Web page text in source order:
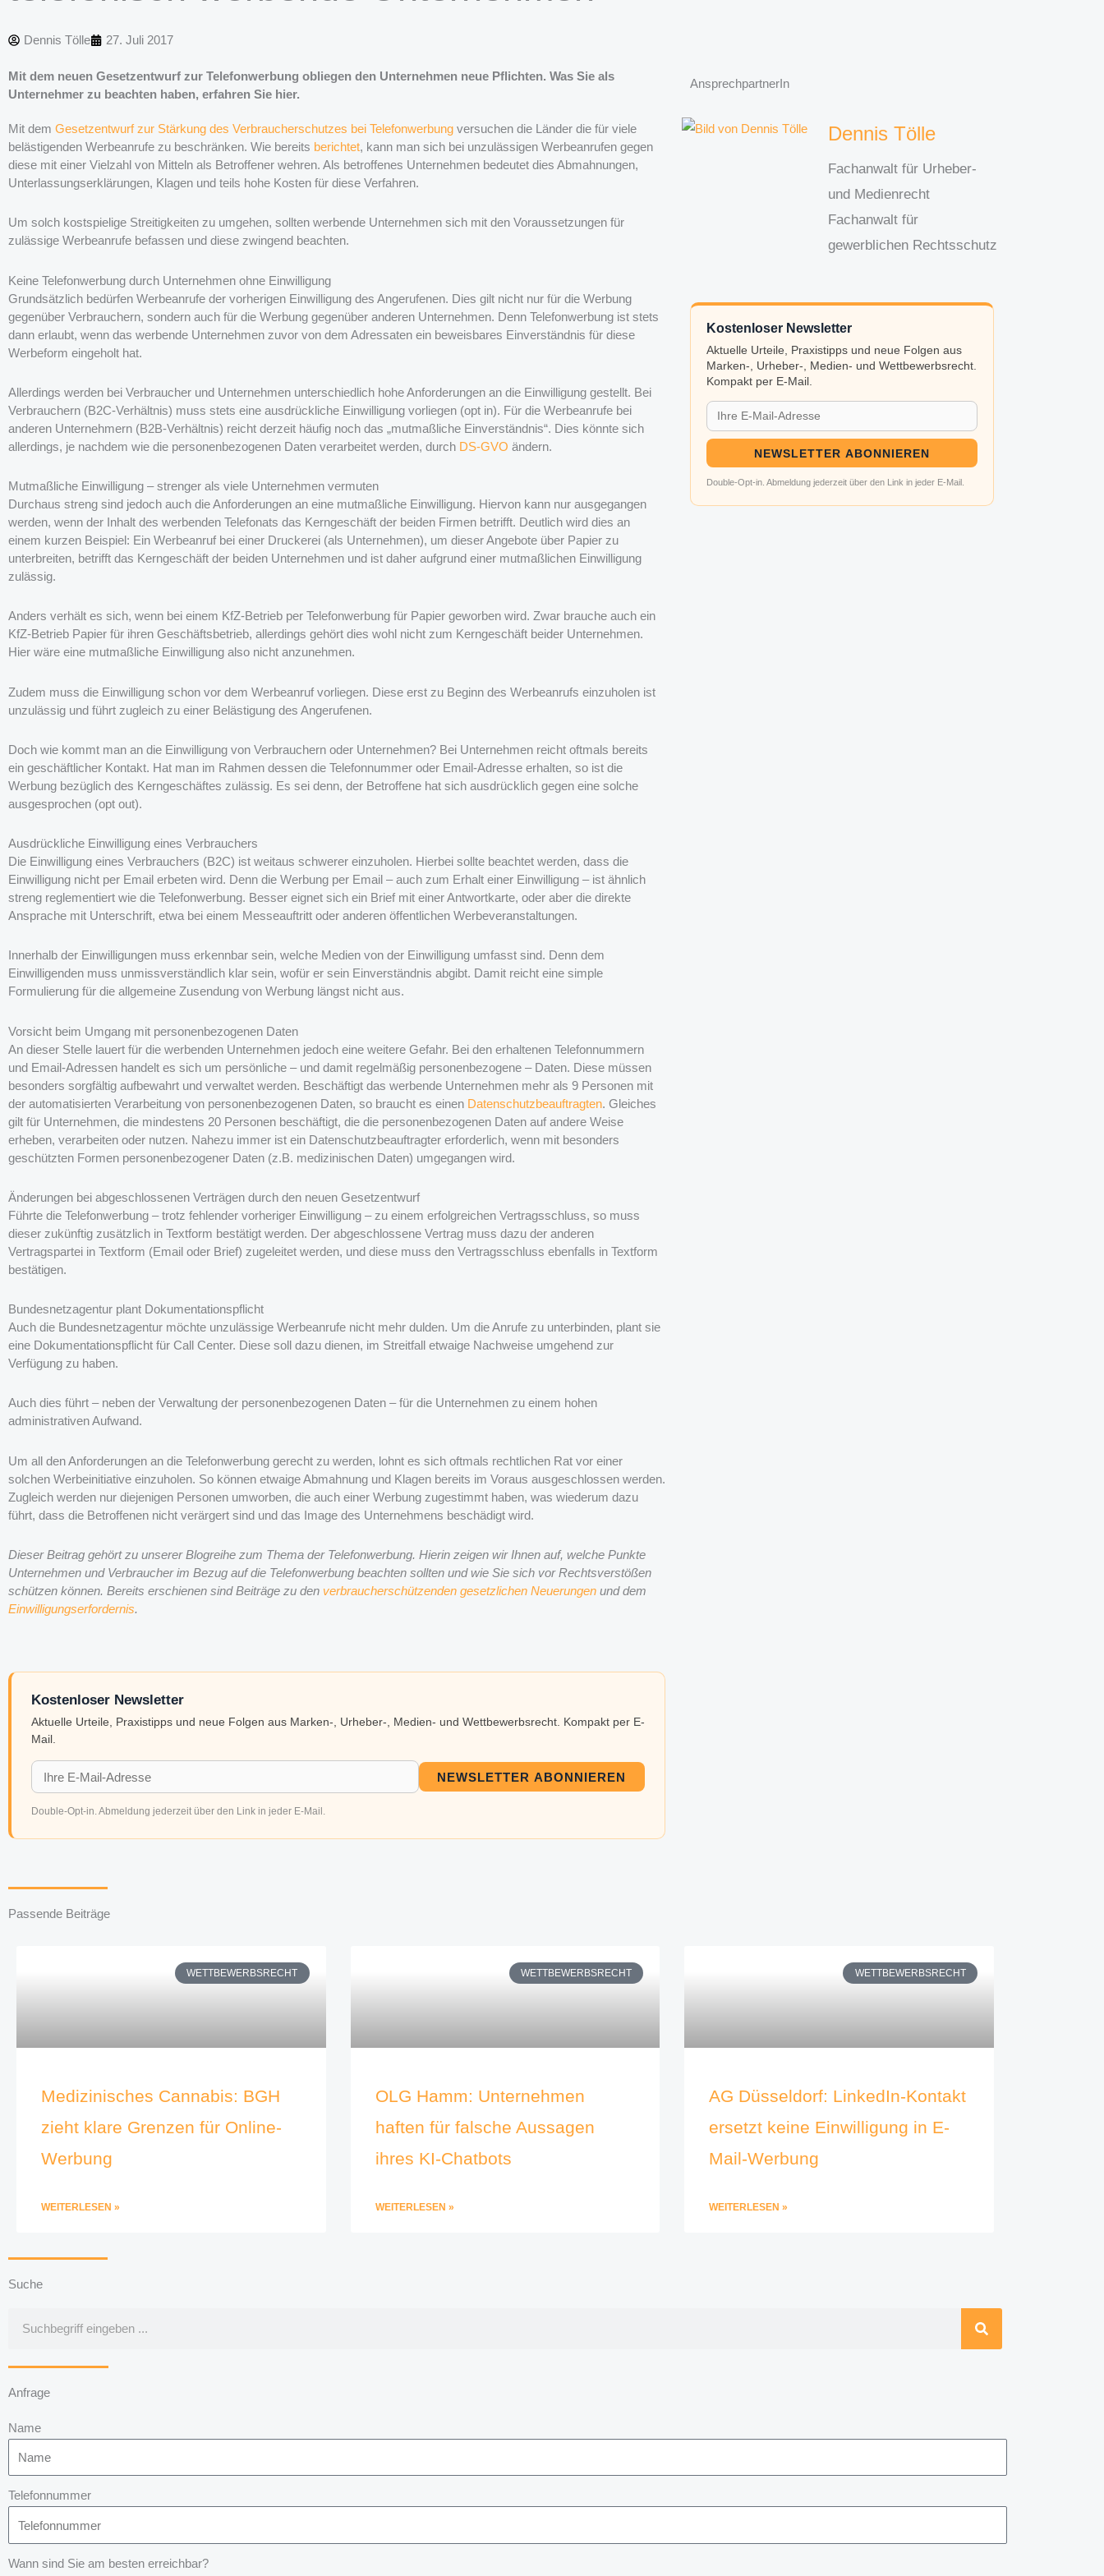
Dennis Tölle 27. Juli 2017
Mit dem neuen Gesetzentwurf zur Telefonwerbung obliegen den Unternehmen neue Pflichten. Was Sie als
Unternehmer zu beachten haben, erfahren Sie hier.
Mit dem Gesetzentwurf zur Stärkung des Verbraucherschutzes bei Telefonwerbung versuchen die Länder die für viele
belästigenden Werbeanrufe zu beschränken. Wie bereits berichtet, kann man sich bei unzulässigen Werbeanrufen gegen
diese mit einer Vielzahl von Mitteln als Betroffener wehren. Als betroffenes Unternehmen bedeutet dies Abmahnungen,
Unterlassungserklärungen, Klagen und teils hohe Kosten für diese Verfahren.
Um solch kostspielige Streitigkeiten zu umgehen, sollten werbende Unternehmen sich mit den Voraussetzungen für
zulässige Werbeanrufe befassen und diese zwingend beachten.
Keine Telefonwerbung durch Unternehmen ohne Einwilligung
Grundsätzlich bedürfen Werbeanrufe der vorherigen Einwilligung des Angerufenen. Dies gilt nicht nur für die Werbung
gegenüber Verbrauchern, sondern auch für die Werbung gegenüber anderen Unternehmen. Denn Telefonwerbung ist stets
dann erlaubt, wenn das werbende Unternehmen zuvor von dem Adressaten ein beweisbares Einverständnis für diese
Werbeform eingeholt hat.
Allerdings werden bei Verbraucher und Unternehmen unterschiedlich hohe Anforderungen an die Einwilligung gestellt. Bei
Verbrauchern (B2C-Verhältnis) muss stets eine ausdrückliche Einwilligung vorliegen (opt in). Für die Werbeanrufe bei
anderen Unternehmern (B2B-Verhältnis) reicht derzeit häufig noch das „mutmaßliche Einverständnis“. Dies könnte sich
allerdings, je nachdem wie die personenbezogenen Daten verarbeitet werden, durch DS-GVO ändern.
Mutmaßliche Einwilligung – strenger als viele Unternehmen vermuten
Durchaus streng sind jedoch auch die Anforderungen an eine mutmaßliche Einwilligung. Hiervon kann nur ausgegangen
werden, wenn der Inhalt des werbenden Telefonats das Kerngeschäft der beiden Firmen betrifft. Deutlich wird dies an
einem kurzen Beispiel: Ein Werbeanruf bei einer Druckerei (als Unternehmen), um dieser Angebote über Papier zu
unterbreiten, betrifft das Kerngeschäft der beiden Unternehmen und ist daher aufgrund einer mutmaßlichen Einwilligung
zulässig.
Anders verhält es sich, wenn bei einem KfZ-Betrieb per Telefonwerbung für Papier geworben wird. Zwar brauche auch ein
KfZ-Betrieb Papier für ihren Geschäftsbetrieb, allerdings gehört dies wohl nicht zum Kerngeschäft beider Unternehmen.
Hier wäre eine mutmaßliche Einwilligung also nicht anzunehmen.
Zudem muss die Einwilligung schon vor dem Werbeanruf vorliegen. Diese erst zu Beginn des Werbeanrufs einzuholen ist
unzulässig und führt zugleich zu einer Belästigung des Angerufenen.
Doch wie kommt man an die Einwilligung von Verbrauchern oder Unternehmen? Bei Unternehmen reicht oftmals bereits
ein geschäftlicher Kontakt. Hat man im Rahmen dessen die Telefonnummer oder Email-Adresse erhalten, so ist die
Werbung bezüglich des Kerngeschäftes zulässig. Es sei denn, der Betroffene hat sich ausdrücklich gegen eine solche
ausgesprochen (opt out).
Ausdrückliche Einwilligung eines Verbrauchers
Die Einwilligung eines Verbrauchers (B2C) ist weitaus schwerer einzuholen. Hierbei sollte beachtet werden, dass die
Einwilligung nicht per Email erbeten wird. Denn die Werbung per Email – auch zum Erhalt einer Einwilligung – ist ähnlich
streng reglementiert wie die Telefonwerbung. Besser eignet sich ein Brief mit einer Antwortkarte, oder aber die direkte
Ansprache mit Unterschrift, etwa bei einem Messeauftritt oder anderen öffentlichen Werbeveranstaltungen.
Innerhalb der Einwilligungen muss erkennbar sein, welche Medien von der Einwilligung umfasst sind. Denn dem
Einwilligenden muss unmissverständlich klar sein, wofür er sein Einverständnis abgibt. Damit reicht eine simple
Formulierung für die allgemeine Zusendung von Werbung längst nicht aus.
Vorsicht beim Umgang mit personenbezogenen Daten
An dieser Stelle lauert für die werbenden Unternehmen jedoch eine weitere Gefahr. Bei den erhaltenen Telefonnummern
und Email-Adressen handelt es sich um persönliche – und damit regelmäßig personenbezogene – Daten. Diese müssen
besonders sorgfältig aufbewahrt und verwaltet werden. Beschäftigt das werbende Unternehmen mehr als 9 Personen mit
der automatisierten Verarbeitung von personenbezogenen Daten, so braucht es einen Datenschutzbeauftragten. Gleiches
gilt für Unternehmen, die mindestens 20 Personen beschäftigt, die die personenbezogenen Daten auf andere Weise
erheben, verarbeiten oder nutzen. Nahezu immer ist ein Datenschutzbeauftragter erforderlich, wenn mit besonders
geschützten Formen personenbezogener Daten (z.B. medizinischen Daten) umgegangen wird.
Änderungen bei abgeschlossenen Verträgen durch den neuen Gesetzentwurf
Führte die Telefonwerbung – trotz fehlender vorheriger Einwilligung – zu einem erfolgreichen Vertragsschluss, so muss
dieser zukünftig zusätzlich in Textform bestätigt werden. Der abgeschlossene Vertrag muss dazu der anderen
Vertragspartei in Textform (Email oder Brief) zugeleitet werden, und diese muss den Vertragsschluss ebenfalls in Textform
bestätigen.
Bundesnetzagentur plant Dokumentationspflicht
Auch die Bundesnetzagentur möchte unzulässige Werbeanrufe nicht mehr dulden. Um die Anrufe zu unterbinden, plant sie
eine Dokumentationspflicht für Call Center. Diese soll dazu dienen, im Streitfall etwaige Nachweise umgehend zur
Verfügung zu haben.
Auch dies führt – neben der Verwaltung der personenbezogenen Daten – für die Unternehmen zu einem hohen
administrativen Aufwand.
Um all den Anforderungen an die Telefonwerbung gerecht zu werden, lohnt es sich oftmals rechtlichen Rat vor einer
solchen Werbeinitiative einzuholen. So können etwaige Abmahnung und Klagen bereits im Voraus ausgeschlossen werden.
Zugleich werden nur diejenigen Personen umworben, die auch einer Werbung zugestimmt haben, was wiederum dazu
führt, dass die Betroffenen nicht verärgert sind und das Image des Unternehmens beschädigt wird.
Dieser Beitrag gehört zu unserer Blogreihe zum Thema der Telefonwerbung. Hierin zeigen wir Ihnen auf, welche Punkte
Unternehmen und Verbraucher im Bezug auf die Telefonwerbung beachten sollten und wie Sie sich vor Rechtsverstößen
schützen können. Bereits erschienen sind Beiträge zu den verbraucherschützenden gesetzlichen Neuerungen und dem
Einwilligungserfordernis.
Kostenloser Newsletter
Aktuelle Urteile, Praxistipps und neue Folgen aus Marken-, Urheber-, Medien- und Wettbewerbsrecht. Kompakt per E-
Mail.
NEWSLETTER ABONNIEREN
Double-Opt-in. Abmeldung jederzeit über den Link in jeder E-Mail.
AnsprechpartnerIn
Dennis Tölle
Fachanwalt für Urheber-
und Medienrecht
Fachanwalt für
gewerblichen Rechtsschutz
Kostenloser Newsletter
Aktuelle Urteile, Praxistipps und neue Folgen aus
Marken-, Urheber-, Medien- und Wettbewerbsrecht.
Kompakt per E-Mail.
NEWSLETTER ABONNIEREN
Double-Opt-in. Abmeldung jederzeit über den Link in jeder E-Mail.
Passende Beiträge
WETTBEWERBSRECHT
Medizinisches Cannabis: BGH
zieht klare Grenzen für Online-
Werbung
WEITERLESEN »
WETTBEWERBSRECHT
OLG Hamm: Unternehmen
haften für falsche Aussagen
ihres KI-Chatbots
WEITERLESEN »
WETTBEWERBSRECHT
AG Düsseldorf: LinkedIn-Kontakt
ersetzt keine Einwilligung in E-
Mail-Werbung
WEITERLESEN »
Suche
Anfrage
Name
Telefonnummer
Wann sind Sie am besten erreichbar?